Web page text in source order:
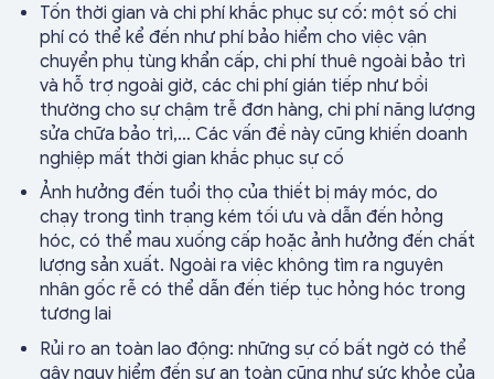
Tốn thời gian và chi phí khắc phục sự cố: một số chi
phí có thể kể đến như phí bảo hiểm cho việc vận
chuyển phụ tùng khẩn cấp, chi phí thuê ngoài bảo trì
và hỗ trợ ngoài giờ, các chi phí gián tiếp như bồi
thường cho sự chậm trễ đơn hàng, chi phí năng lượng
sửa chữa bảo trì,… Các vấn đề này cũng khiến doanh
nghiệp mất thời gian khắc phục sự cố
Ảnh hưởng đến tuổi thọ của thiết bị máy móc, do
chạy trong tình trạng kém tối ưu và dẫn đến hỏng
hóc, có thể mau xuống cấp hoặc ảnh hưởng đến chất
lượng sản xuất. Ngoài ra việc không tìm ra nguyên
nhân gốc rễ có thể dẫn đến tiếp tục hỏng hóc trong
tương lai
Rủi ro an toàn lao động: những sự cố bất ngờ có thể
gây nguy hiểm đến sự an toàn cũng như sức khỏe của